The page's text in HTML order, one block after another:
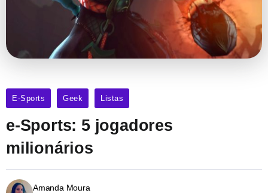
E-Sports Geek Listas
e-Sports: 5 jogadores
milionários
Amanda Moura